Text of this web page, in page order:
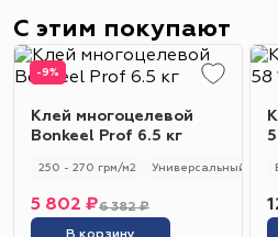
С этим покупают
-9%
Клей многоцелевой
Bonkeel Prof 6.5 кг
250 - 270 грм/м2 Универсальный
6 382 ₽
5 802 ₽